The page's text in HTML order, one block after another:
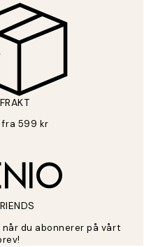
fra 599 kr
når du abonnerer på vårt